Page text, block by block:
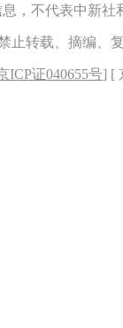
，不代表中新
止转载、摘编、
ICP证040655号] [